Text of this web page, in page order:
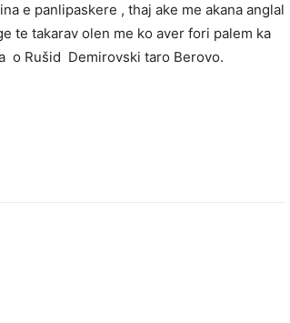
e panlipaskere , thaj ake me akana anglal
te takarav olen me ko aver fori palem ka
o Rušid Demirovski taro Berovo.